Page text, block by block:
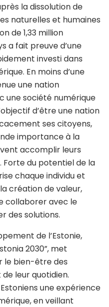
la dissolution de
naturelles et humaines
de 1,33 million
a fait preuve d’une
investi dans
En moins d’une
une nation
une société numérique
d’être une nation
ses citoyens,
importance à la
accomplir leurs
Forte du potentiel de la
chaque individu et
création de valeur,
collaborer avec le
des solutions.
de l’Estonie,
2030”, met
le bien-être des
leur quotidien.
une expérience
en veillant